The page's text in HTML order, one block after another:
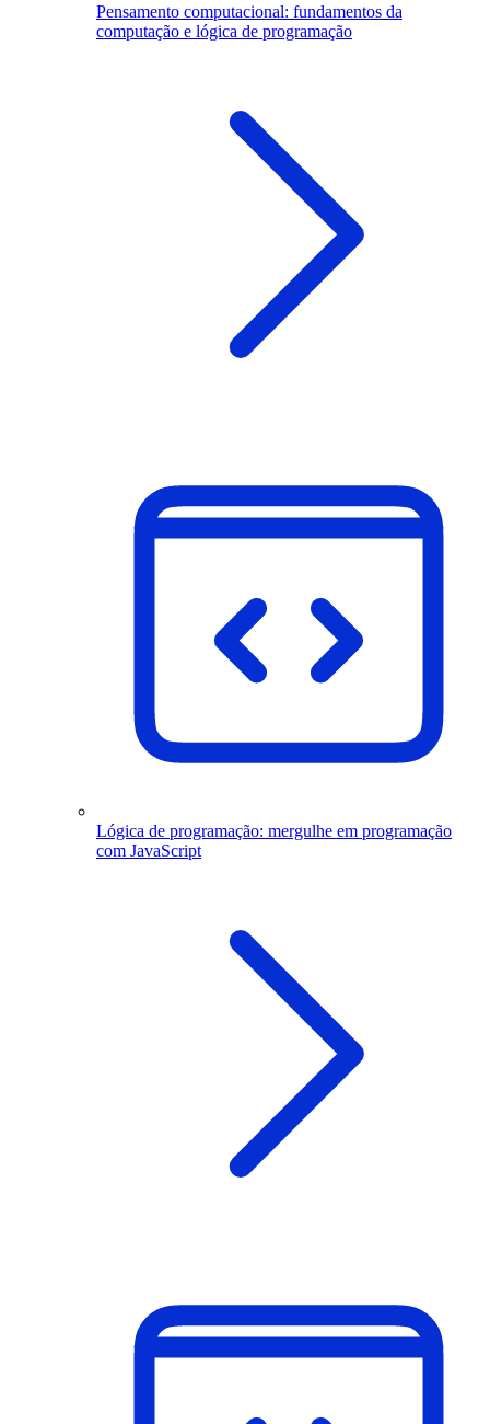
Pensamento computacional: fundamentos da
computação e lógica de programação
Lógica de programação: mergulhe em programação
com JavaScript